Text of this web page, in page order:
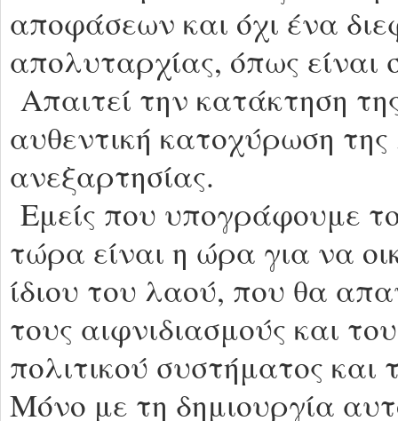
αποφάσεων και όχι ένα
απολυταρχίας, όπως είναι
Απαιτεί την κατάκτηση
αυθεντική κατοχύρωση της
ανεξαρτησίας.
Εμείς που υπογράφουμε
τώρα είναι η ώρα για να
ίδιου του λαού, που θα
τους αιφνιδιασμούς και
πολιτικού συστήματος
Μόνο με τη δημιουργία